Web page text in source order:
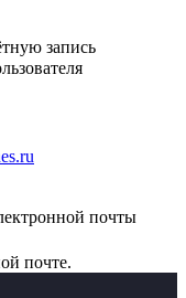
запись
почты
почте.